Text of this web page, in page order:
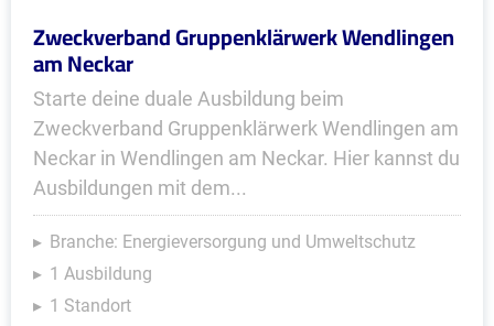
Zweckverband Gruppenklärwerk Wendlingen
am Neckar
Starte deine duale Ausbildung beim
Zweckverband Gruppenklärwerk Wendlingen am
Neckar in Wendlingen am Neckar. Hier kannst du
Ausbildungen mit dem...
Branche: Energieversorgung und Umweltschutz
1 Ausbildung
1 Standort